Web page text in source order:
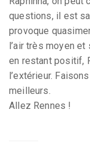
questions, il est
provoque
l’air très moyen et
en restant positif,
l’extérieur.
meilleurs.
Allez Rennes !